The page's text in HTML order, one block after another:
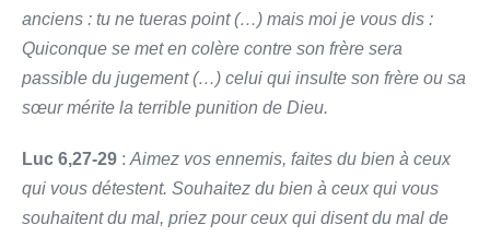
anciens : tu ne tueras point (…) mais moi je vous dis :
Quiconque se met en colère contre son frère sera
passible du jugement (…) celui qui insulte son frère ou sa
sœur mérite la terrible punition de Dieu.
Luc 6,27-29 : Aimez vos ennemis, faites du bien à ceux
qui vous détestent. Souhaitez du bien à ceux qui vous
souhaitent du mal, priez pour ceux qui disent du mal de